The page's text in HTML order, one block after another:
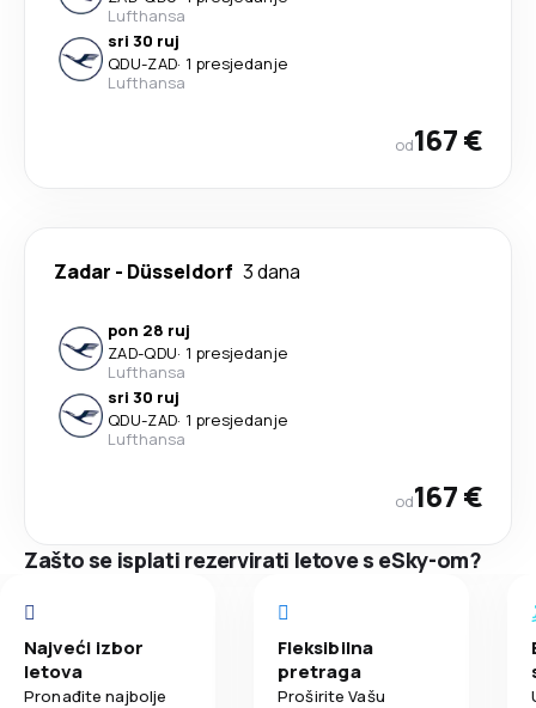
Lufthansa
sri 30 ruj
QDU-ZAD· 1 presjedanje
Lufthansa
od167 €
Zadar - Düsseldorf 3 dana
pon 28 ruj
ZAD-QDU· 1 presjedanje
Lufthansa
sri 30 ruj
QDU-ZAD· 1 presjedanje
Lufthansa
od167 €
Zašto se isplati rezervirati letove s eSky-om?
Najveći izbor
letova
Pronađite najbolje
Fleksibilna
pretraga
Proširite Vašu